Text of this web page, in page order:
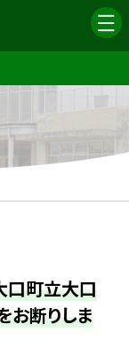
口町立大口
お断りしま